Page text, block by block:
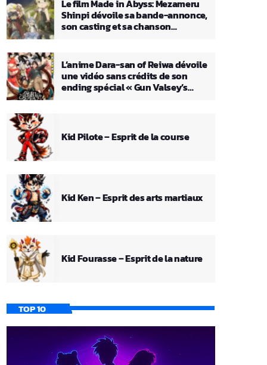
Le film Made in Abyss: Mezameru
Shinpi dévoile sa bande-annonce,
son casting et sa chanson
L’anime Dara-san of Reiwa dévoile
une vidéo sans crédits de son
ending spécial « Gun Valsey’s
Kid Pilote – Esprit de la course
Kid Ken – Esprit des arts martiaux
Kid Fourasse – Esprit de la nature
TOP 10